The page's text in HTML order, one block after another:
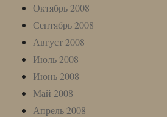
Октябрь 2008
Сентябрь 2008
Август 2008
Июль 2008
Июнь 2008
Май 2008
Апрель 2008